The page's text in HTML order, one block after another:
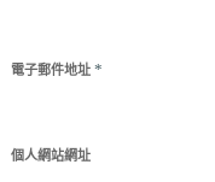
電子郵件地址 *
個人網站網址